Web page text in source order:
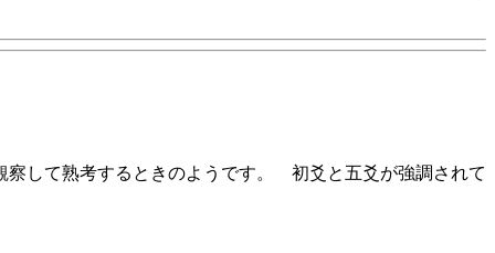
して熟考するときのようです。 初爻と五爻が強調されて